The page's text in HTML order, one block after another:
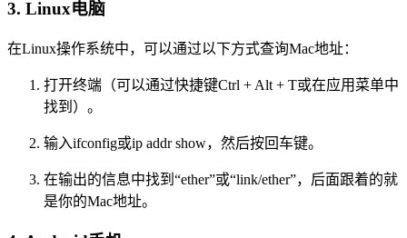
3. Linux电脑
在Linux操作系统中，可以通过以下方式查询Mac地址：
打开终端（可以通过快捷键Ctrl + Alt + T或在应用菜单中
找到）。
输入ifconfig或ip addr show，然后按回车键。
在输出的信息中找到“ether”或“link/ether”，后面跟着的就
是你的Mac地址。